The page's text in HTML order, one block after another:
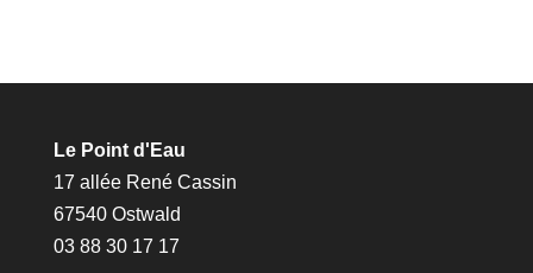
Le Point d'Eau
17 allée René Cassin
67540 Ostwald
03 88 30 17 17